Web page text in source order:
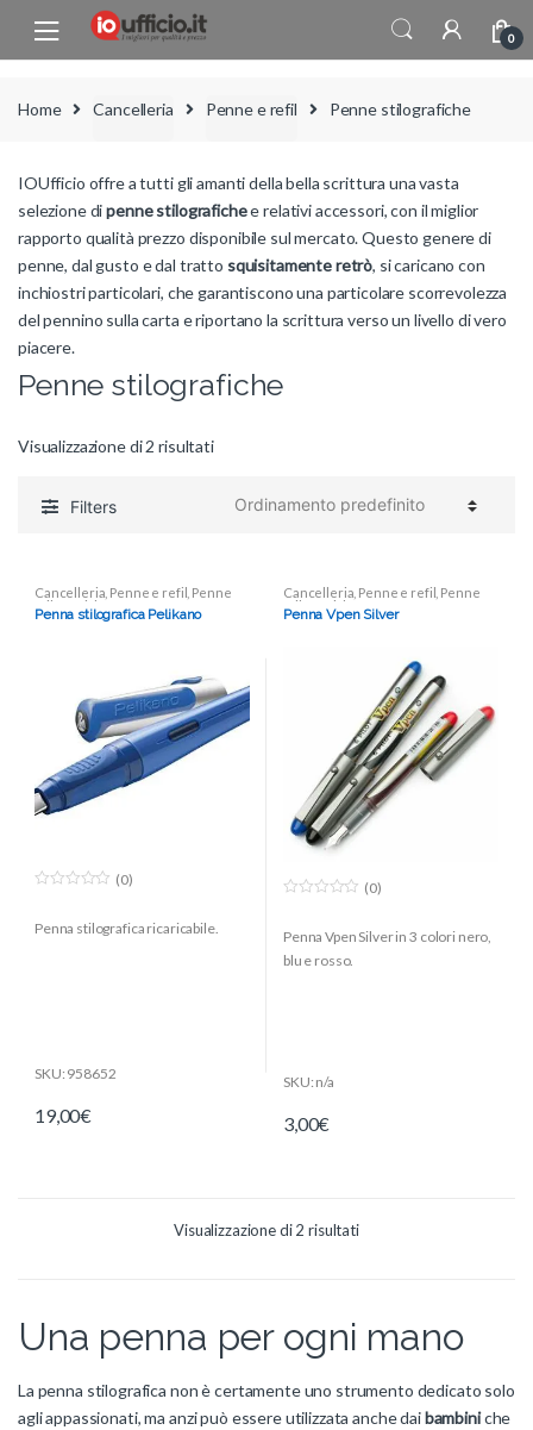
Skip to navigation
Skip to content
0
Home Cancelleria Penne e refil Penne stilografiche
IOUfficio offre a tutti gli amanti della bella scrittura una vasta
selezione dipenne stilografichee relativi accessori, con il miglior
rapporto qualità prezzo disponibile sul mercato. Questo genere di
penne, dal gusto e dal tratto squisitamente retrò, si caricano con
inchiostri particolari, che garantiscono una particolare scorrevolezza
del pennino sulla carta e riportano la scrittura verso un livello di vero
piacere.
Penne stilografiche
Visualizzazione di 2 risultati
Filters
Cancelleria Penne e refil
Penne
stilografiche
Penna stilografica Pelikano
u
(0)
Penna stilografica ricaricabile.
SKU: 958652
19,00€
Cancelleria Penne e refil
Penne
stilografiche
Penna Vpen Silver
u
o
(0)
Penna Vpen Silver in 3 colori nero,
blu e rosso.
SKU: n/a
3,00€
Visualizzazione di 2 risultati
Una penna per ogni mano
La penna stilografica non è certamente uno strumento dedicato solo
agli appassionati, ma anzi può essere utilizzata anche daibambiniche